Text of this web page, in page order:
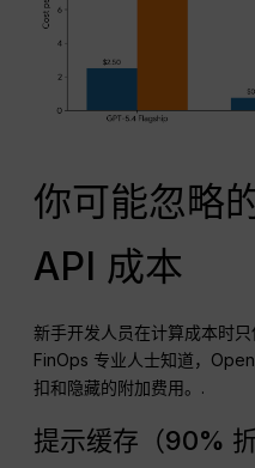
你可能忽略
API 成本
新手开发人员在计算成本时
FinOps 专业人士知道，
扣和隐藏的附加费用。.
提示缓存（90% 折